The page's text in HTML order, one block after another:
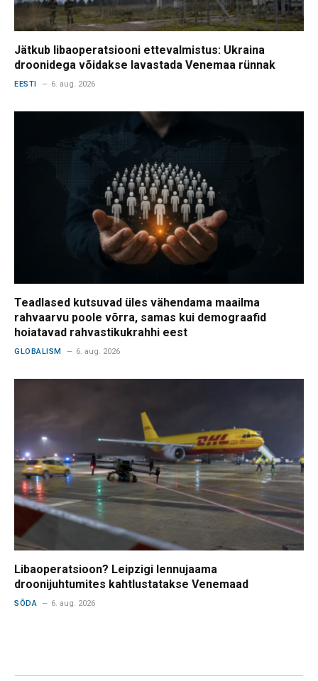
Jätkub libaoperatsiooni ettevalmistus: Ukraina
droonidega võidakse lavastada Venemaa rünnak
EESTI 6. aug. 2026
Teadlased kutsuvad üles vähendama maailma
rahvaarvu poole võrra, samas kui demograafid
hoiatavad rahvastikukrahhi eest
GLOBALISM 6. aug. 2026
Libaoperatsioon? Leipzigi lennujaama
droonijuhtumites kahtlustatakse Venemaad
SÕDA 6. aug. 2026